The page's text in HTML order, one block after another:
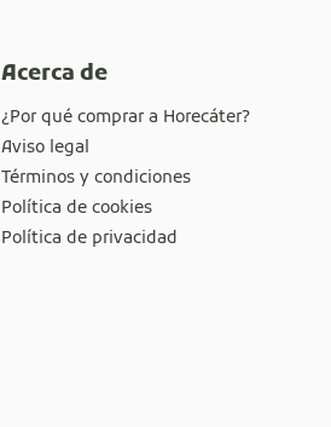
Acerca de
¿Por qué comprar a Horecáter?
Aviso legal
Términos y condiciones
Política de cookies
Política de privacidad